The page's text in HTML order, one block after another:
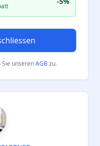
unserenAGBzu.